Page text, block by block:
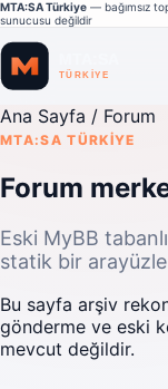
MTA:SA Türkiye — bağımsız
sunucusu değildir
Ana Sayfa / Forum
MTA:SA TÜRKIYE
Forum
Eski MyBB
statik bir
Bu sayfa arşiv
gönderme ve eski
mevcut değildir.